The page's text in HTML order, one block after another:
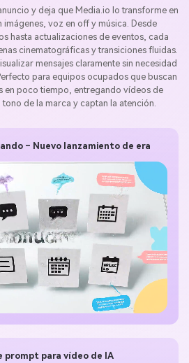
y deja que Media.io lo transforme en
voz en off y música. Desde
hasta actualizaciones de eventos, cada
cinematográficas y transiciones fluidas.
mensajes claramente sin necesidad
para equipos ocupados que buscan
en poco tiempo, entregando vídeos de
de la marca y captan la atención.
prompt para vídeo de IA
– Nuevo lanzamiento de era